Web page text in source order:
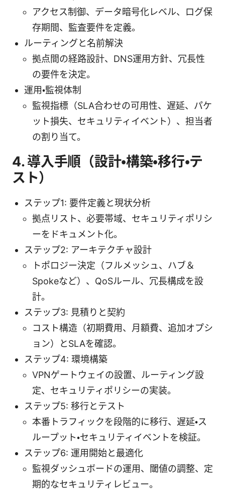
アクセス制御、データ暗号化レベル、ログ保
存期間、監査要件を定義。
ルーティングと名前解決
拠点間の経路設計、DNS運用方針、冗長性
の要件を決定。
運用・監視体制
監視指標（SLA合わせの可用性、遅延、パケ
ット損失、セキュリティイベント）、担当者
の割り当て。
4. 導入手順（設計・構築・移行・テ
スト）
ステップ1: 要件定義と現状分析
拠点リスト、必要帯域、セキュリティポリシ
ーをドキュメント化。
ステップ2: アーキテクチャ設計
トポロジー決定（フルメッシュ、ハブ＆
Spokeなど）、QoSルール、冗長構成を設
計。
ステップ3: 見積りと契約
コスト構造（初期費用、月額費、追加オプシ
ョン）とSLAを確認。
ステップ4: 環境構築
VPNゲートウェイの設置、ルーティング設
定、セキュリティポリシーの実装。
ステップ5: 移行とテスト
本番トラフィックを段階的に移行、遅延・ス
ループット・セキュリティイベントを検証。
ステップ6: 運用開始と最適化
監視ダッシュボードの運用、閾値の調整、定
期的なセキュリティレビュー。